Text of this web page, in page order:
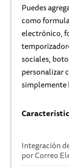
Puedes
como
electrónico,
sociales,
personalizar
simplemente
Integración
por Correo